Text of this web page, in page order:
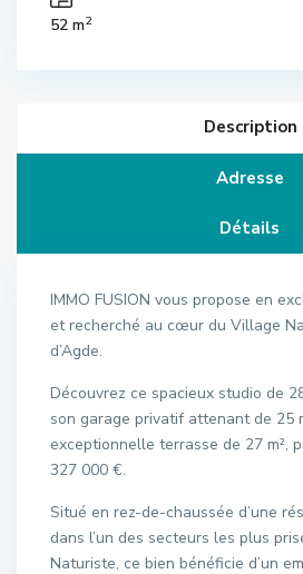
52 m2
Description
Adresse
Détails
IMMO FUSION vous propose en
et recherché au cœur du Village
d’Agde.
Découvrez ce spacieux studio de
son garage privatif attenant de 25
exceptionnelle terrasse de 27 m²,
327 000 €.
Situé en rez-de-chaussée d’une
dans l’un des secteurs les plus
Naturiste, ce bien bénéficie d’un